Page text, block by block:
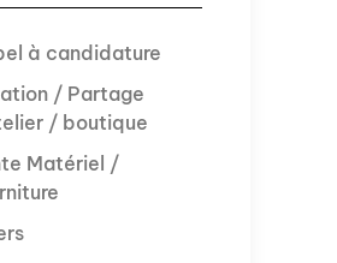
à candidature
/ Partage
/ boutique
Matériel /